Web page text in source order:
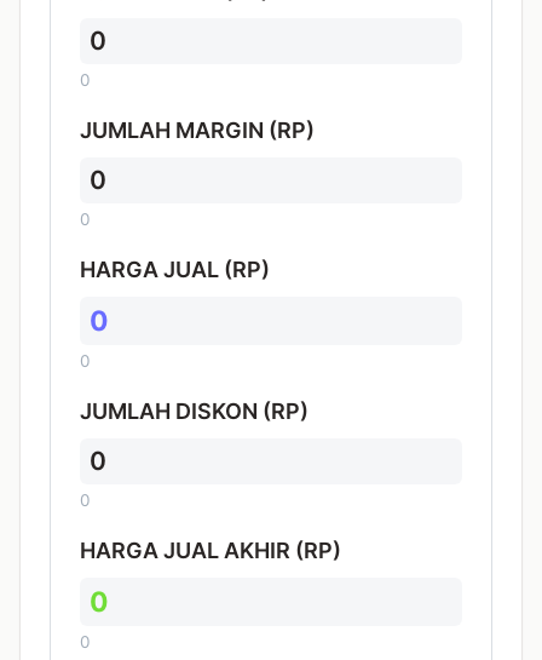
0
0
JUMLAH MARGIN (RP)
0
0
HARGA JUAL (RP)
0
0
JUMLAH DISKON (RP)
0
0
HARGA JUAL AKHIR (RP)
0
0